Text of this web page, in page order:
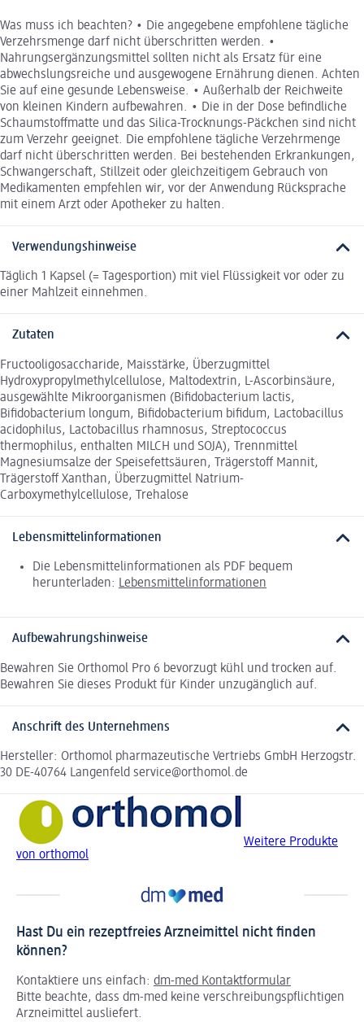
Was muss ich beachten? • Die angegebene empfohlene tägliche
Verzehrsmenge darf nicht überschritten werden. •
Nahrungsergänzungsmittel sollten nicht als Ersatz für eine
abwechslungsreiche und ausgewogene Ernährung dienen. Achten
Sie auf eine gesunde Lebensweise. • Außerhalb der Reichweite
von kleinen Kindern aufbewahren. • Die in der Dose befindliche
Schaumstoffmatte und das Silica-Trocknungs-Päckchen sind nicht
zum Verzehr geeignet. Die empfohlene tägliche Verzehrmenge
darf nicht überschritten werden. Bei bestehenden Erkrankungen,
Schwangerschaft, Stillzeit oder gleichzeitigem Gebrauch von
Medikamenten empfehlen wir, vor der Anwendung Rücksprache
mit einem Arzt oder Apotheker zu halten.
Verwendungshinweise
Täglich 1 Kapsel (= Tagesportion) mit viel Flüssigkeit vor oder zu
einer Mahlzeit einnehmen.
Zutaten
Fructooligosaccharide, Maisstärke, Überzugmittel
Hydroxypropylmethylcellulose, Maltodextrin, L-Ascorbinsäure,
ausgewählte Mikroorganismen (Bifidobacterium lactis,
Bifidobacterium longum, Bifidobacterium bifidum, Lactobacillus
acidophilus, Lactobacillus rhamnosus, Streptococcus
thermophilus, enthalten MILCH und SOJA), Trennmittel
Magnesiumsalze der Speisefettsäuren, Trägerstoff Mannit,
Trägerstoff Xanthan, Überzugmittel Natrium-
Carboxymethylcellulose, Trehalose
Lebensmittelinformationen
Die Lebensmittelinformationen als PDF bequem
herunterladen: Lebensmittelinformationen
Aufbewahrungshinweise
Bewahren Sie Orthomol Pro 6 bevorzugt kühl und trocken auf.
Bewahren Sie dieses Produkt für Kinder unzugänglich auf.
Anschrift des Unternehmens
Hersteller: Orthomol pharmazeutische Vertriebs GmbH Herzogstr.
30 DE-40764 Langenfeld service@orthomol.de
Weitere Produkte
von orthomol
Hast Du ein rezeptfreies Arzneimittel nicht finden
können?
Kontaktiere uns einfach: dm-med Kontaktformular
Bitte beachte, dass dm-med keine verschreibungspflichtigen
Arzneimittel ausliefert.